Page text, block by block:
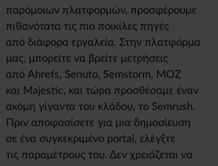
παρόμοιων πλατφορμών, προσφέρουμε
πιθανότατα τις πιο ποικίλες πηγές
από διάφορα εργαλεία. Στην πλατφόρμα
μας, μπορείτε να βρείτε μετρήσεις
από Ahrefs, Senuto, Semstorm, MOZ
και Majestic, και τώρα προσθέσαμε έναν
ακόμη γίγαντα του κλάδου, το Semrush.
Πριν αποφασίσετε για μια δημοσίευση
σε ένα συγκεκριμένο portal, ελέγξτε
τις παραμέτρους του. Δεν χρειάζεται να